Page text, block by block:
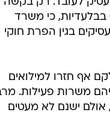
בבלעדיות, כי משרד
מ-1.5 מיליון שקלים על מעסיקים בגין הפרת חוקי
אף חזרו למילואים
משרות פעילות.
אולם ישנם לא מעטים